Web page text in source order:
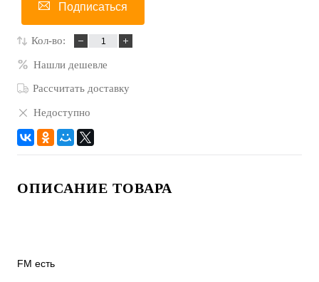
Подписаться
Кол-во:
Нашли дешевле
Рассчитать доставку
Недоступно
ОПИСАНИЕ ТОВАРА
FM есть